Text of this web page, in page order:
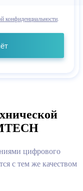
конфиденциальности.
цифрового
с тем же качеством